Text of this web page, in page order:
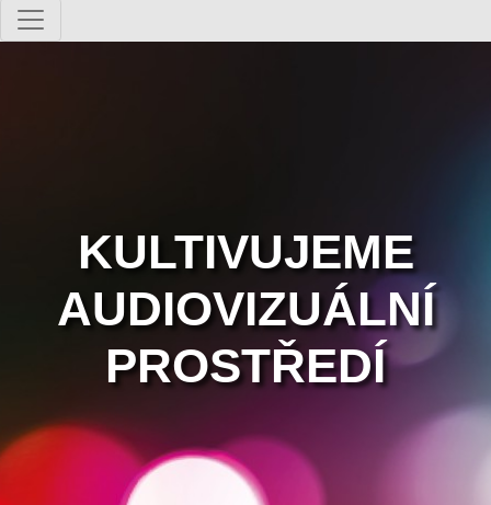
KULTIVUJEME
AUDIOVIZUÁLNÍ
PROSTŘEDÍ